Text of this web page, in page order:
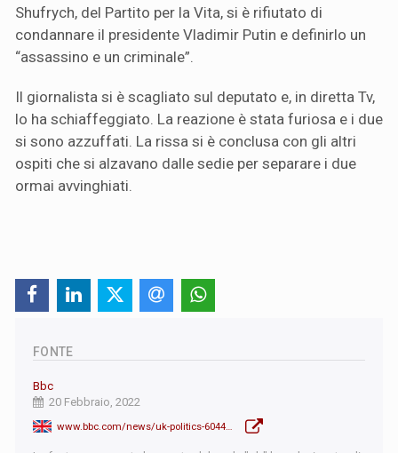
Shufrych, del Partito per la Vita, si è rifiutato di
condannare il presidente Vladimir Putin e definirlo un
“assassino e un criminale”.
Il giornalista si è scagliato sul deputato e, in diretta Tv,
lo ha schiaffeggiato. La reazione è stata furiosa e i due
si sono azzuffati. La rissa si è conclusa con gli altri
ospiti che si alzavano dalle sedie per separare i due
ormai avvinghiati.
FONTE
Bbc
20 Febbraio, 2022
www.bbc.com/news/uk-politics-60448162